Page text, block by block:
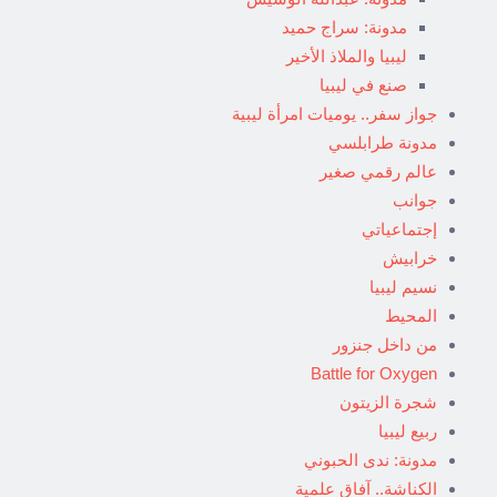
مدونة: سراج حميد
ليبيا والملاذ الأخير
صنع في ليبيا
جواز سفر.. يوميات امرأة ليبية
مدونة طرابلسي
عالم رقمي صغير
جوانب
إجتماعياتي
خرابيش
نسيم ليبيا
المحيط
من داخل جنزور
Battle for Oxygen
شجرة الزيتون
ربيع ليبيا
مدونة: ندى الحبوني
الكناشة.. آفاق علمية